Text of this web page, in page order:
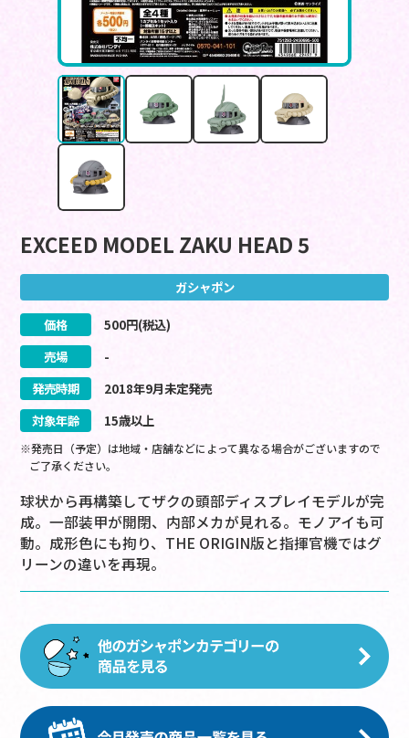
EXCEED MODEL ZAKU HEAD 5
ガシャポン
価格 500円(税込)
売場
-
発売時期
2018年9月未定発売
対象年齢
15歳以上
※発売日（予定）は地域・店舗などによって異なる場合がございますので
ご了承ください。
球状から再構築してザクの頭部ディスプレイモデルが完
成。一部装甲が開閉、内部メカが見れる。モノアイも可
動。成形色にも拘り、THE ORIGIN版と指揮官機ではグ
リーンの違いを再現。